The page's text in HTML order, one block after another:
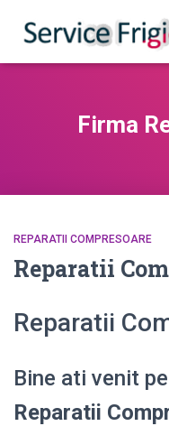
Firma
REPARATII COMPRESOARE
Reparatii
Reparatii
Bine ati venit
Reparatii